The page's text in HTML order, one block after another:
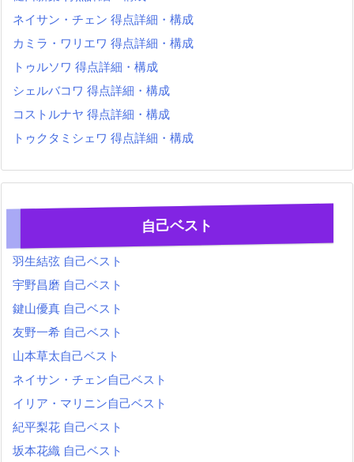
ネイサン・チェン 得点詳細・構成
カミラ・ワリエワ 得点詳細・構成
トゥルソワ 得点詳細・構成
シェルバコワ 得点詳細・構成
コストルナヤ 得点詳細・構成
トゥクタミシェワ 得点詳細・構成
自己ベスト
羽生結弦 自己ベスト
宇野昌磨 自己ベスト
鍵山優真 自己ベスト
友野一希 自己ベスト
山本草太自己ベスト
ネイサン・チェン自己ベスト
イリア・マリニン自己ベスト
紀平梨花 自己ベスト
坂本花織 自己ベスト